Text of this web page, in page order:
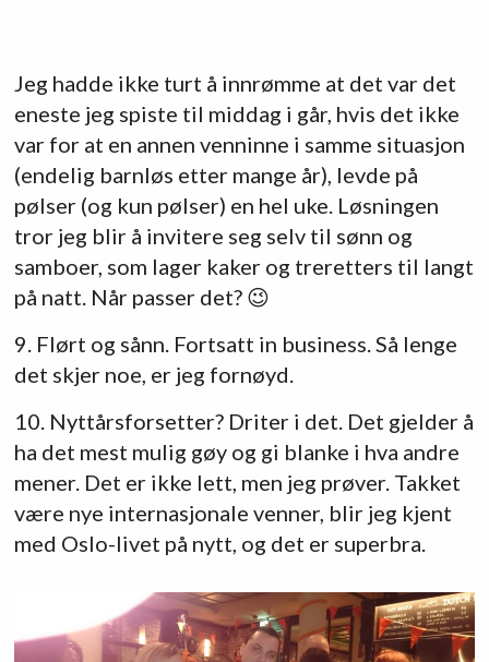
Jeg hadde ikke turt å innrømme at det var det
eneste jeg spiste til middag i går, hvis det ikke
var for at en annen venninne i samme situasjon
(endelig barnløs etter mange år), levde på
pølser (og kun pølser) en hel uke. Løsningen
tror jeg blir å invitere seg selv til sønn og
samboer, som lager kaker og treretters til langt
på natt. Når passer det? 😉
9. Flørt og sånn. Fortsatt in business. Så lenge
det skjer noe, er jeg fornøyd.
10. Nyttårsforsetter? Driter i det. Det gjelder å
ha det mest mulig gøy og gi blanke i hva andre
mener. Det er ikke lett, men jeg prøver. Takket
være nye internasjonale venner, blir jeg kjent
med Oslo-livet på nytt, og det er superbra.